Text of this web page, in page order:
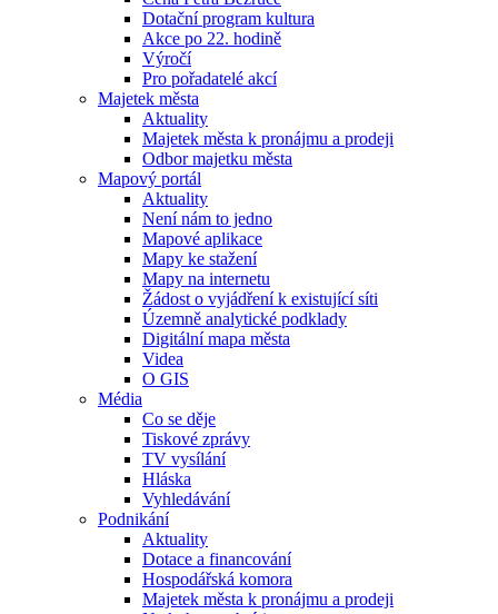
Dotační program kultura
Akce po 22. hodině
Výročí
Pro pořadatelé akcí
Majetek města
Aktuality
Majetek města k pronájmu a prodeji
Odbor majetku města
Mapový portál
Aktuality
Není nám to jedno
Mapové aplikace
Mapy ke stažení
Mapy na internetu
Žádost o vyjádření k existující síti
Územně analytické podklady
Digitální mapa města
Videa
O GIS
Média
Co se děje
Tiskové zprávy
TV vysílání
Hláska
Vyhledávání
Podnikání
Aktuality
Dotace a financování
Hospodářská komora
Majetek města k pronájmu a prodeji